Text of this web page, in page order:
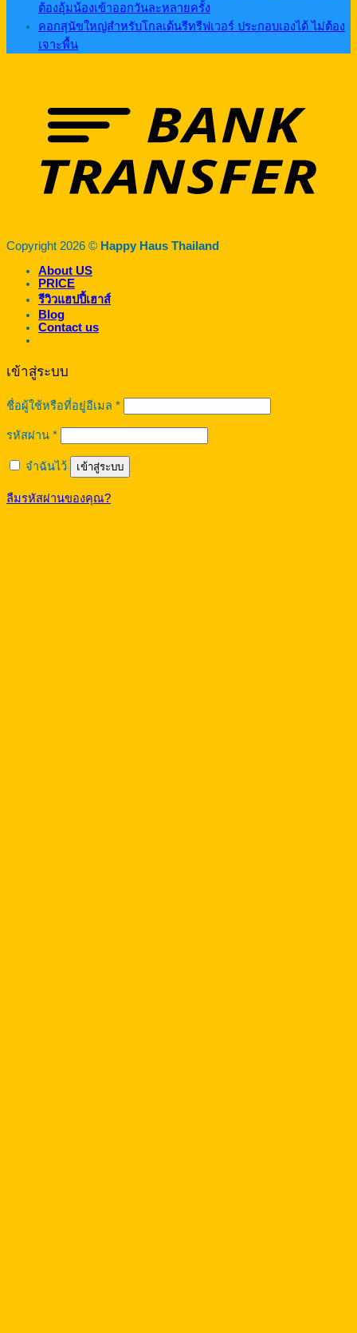
ต้องอุ้มน้องเข้าออกวันละหลายครั้ง
คอกสุนัขใหญ่สำหรับโกลเด้นรีทรีฟเวอร์ ประกอบเองได้ ไม่ต้อง
เจาะพื้น
Copyright 2026 © Happy Haus Thailand
About US
PRICE
รีวิวแฮปปี้เฮาส์
Blog
Contact us
เข้าสู่ระบบ
ชื่อผู้ใช้หรือที่อยู่อีเมล *ต้องการ
รหัสผ่าน *ต้องการ
จำฉันไว้ เข้าสู่ระบบ
ลืมรหัสผ่านของคุณ?